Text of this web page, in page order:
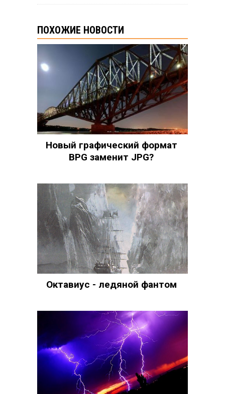
ПОХОЖИЕ НОВОСТИ
Новый графический формат
BPG заменит JPG?
Октавиус - ледяной фантом